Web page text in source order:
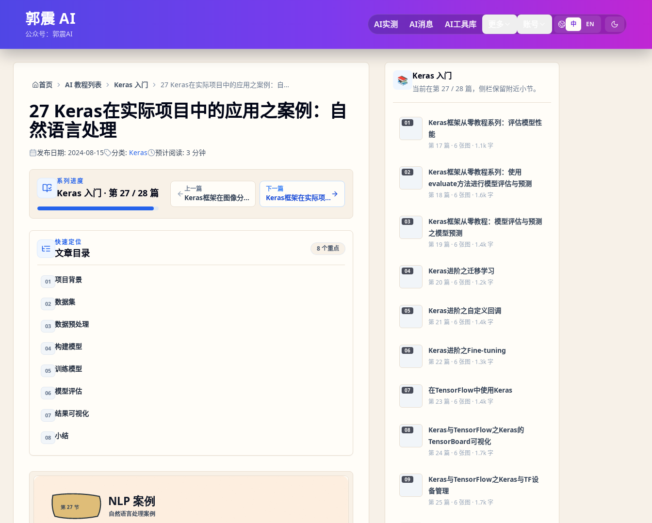
郭震 AI
公众号：郭震AI
AI实测 AI消息 AI工具库 中 EN 切换为暗黑
首页 AI 教程列表 Keras 入门 27 Keras在实际项目中的应用之案例：自然语言处理
27 Keras在实际项目中的应用之案例：自
然语言处理
发布日期: 2024-08-15 分类: Keras 预计阅读: 3 分钟
系列进度
Keras 入门 · 第 27/28篇 上一篇
Keras框架在图像分类中的应用
下一篇
Keras框架在实际项目中的应用：时间序列预测
快速定位
文章目录 8 个重点
01 项目背景
02 数据集
03 数据预处理
04 构建模型
05 训练模型
06 模型评估
07 结果可视化
08 小结
📚 Keras 入门
当前在第 27 / 28 篇，侧栏保留附近小节。
01
Keras框架从零教程系列：评估模型性
能
第 17 篇 · 6 张图 · 1.1k 字
02
Keras框架从零教程系列：使用
evaluate方法进行模型评估与预测
第 18 篇 · 6 张图 · 1.6k 字
03
Keras框架从零教程：模型评估与预测
之模型预测
第 19 篇 · 6 张图 · 1.4k 字
04 Keras进阶之迁移学习
第 20 篇 · 6 张图 · 1.2k 字
05 Keras进阶之自定义回调
第 21 篇 · 6 张图 · 1.4k 字
06 Keras进阶之Fine-tuning
第 22 篇 · 6 张图 · 1.3k 字
07 在TensorFlow中使用Keras
第 23 篇 · 6 张图 · 1.4k 字
08
Keras与TensorFlow之Keras的
TensorBoard可视化
第 24 篇 · 6 张图 · 1.7k 字
09
Keras与TensorFlow之Keras与TF设
备管理
第 25 篇 · 6 张图 · 1.7k 字